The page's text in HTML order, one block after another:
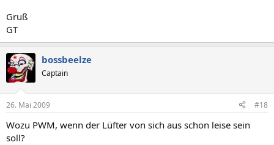
Gruß
GT
bossbeelze
Captain
26. Mai 2009 #18
Wozu PWM, wenn der Lüfter von sich aus schon leise sein
soll?